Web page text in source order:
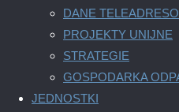
DANE
PROJEKTY UNIJNE
STRATEGIE
GOSPODARKA
JEDNOSTKI
Umowa z dnia 19 marca
zadania Gmina Skierbieszów
Facebook